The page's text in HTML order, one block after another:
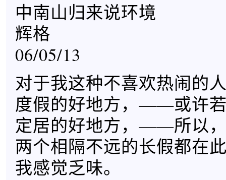
中南山归来说环境
辉格
06/05/13
对于我这种不喜欢热闹的
度假的好地方，——或许
定居的好地方，——所以
两个相隔不远的长假都在
我感觉乏味。